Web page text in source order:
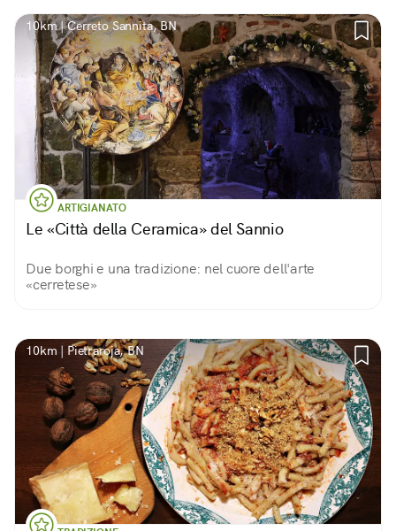
10km | Cerreto Sannita, BN
ARTIGIANATO
Le «Città della Ceramica» del Sannio
Due borghi e una tradizione: nel cuore dell'arte
«cerretese»
10km | Pietraroja, BN